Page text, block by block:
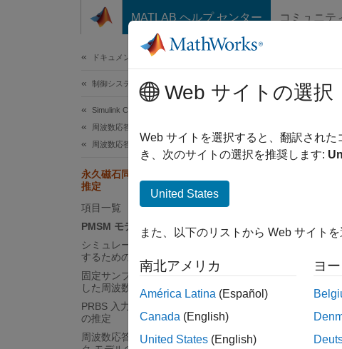
コンテンツへスキップ
MATLAB ヘルプ センター コミュニテ
ドキュメンテーションのホーム
制御システム
Simulink Control Design
周波数応答の推定
周波数応答のオフライン推定
永久磁石同期モーターの周波数応答の
推定
項目一覧
PMSM モデル
シミュレーションを定常状態から開始
するためのモデルの変更
固定サンプル sinestream 信号を使用
した周波数応答の推定
PRBS 入力信号を使用した周波数応答
の推定
周波数応答の結果からのパラメトリッ
永久
この例
Simulink
この例で
同期モー
ウェアのモ
ブジェク
Web サイトの選択
Web サイトを選択すると、翻訳され
き、次のサイトの選択を推奨します:
United States
また、以下のリストから Web サイト
南北アメリカ
América Latina (Español)
Canada (English)
United States (English)
ヨ